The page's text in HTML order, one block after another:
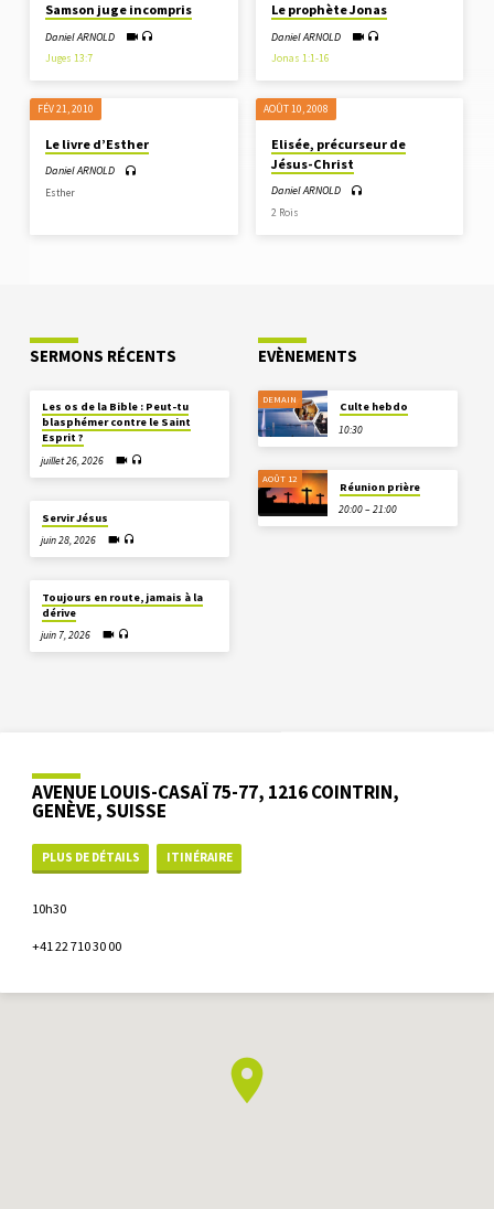
Samson juge incompris
Daniel ARNOLD
Juges 13:7
Le prophète Jonas
Daniel ARNOLD
Jonas 1:1-16
FÉV 21, 2010
Le livre d’Esther
Daniel ARNOLD
Esther
AOÛT 10, 2008
Elisée, précurseur de
Jésus-Christ
Daniel ARNOLD
2 Rois
SERMONS RÉCENTS
Les os de la Bible : Peut-tu
blasphémer contre le Saint
Esprit ?
juillet 26, 2026
Servir Jésus
juin 28, 2026
Toujours en route, jamais à la
dérive
juin 7, 2026
EVÈNEMENTS
DEMAIN
Culte hebdo
10:30
AOÛT 12
Réunion prière
20:00 – 21:00
AVENUE LOUIS-CASAÏ 75-77, 1216 COINTRIN,
GENÈVE, SUISSE
PLUS DE DÉTAILS ITINÉRAIRE
10h30
+41 22 710 30 00